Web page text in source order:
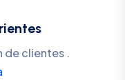
de clientes .